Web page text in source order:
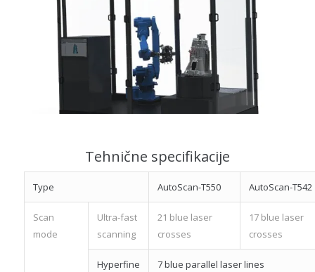
Tehnične specifikacije
Type AutoScan-T550 AutoScan-T542
Scan
mode
Ultra-fast
scanning
21 blue laser
crosses
17 blue laser
crosses
Hyperfine
7 blue parallel laser lines